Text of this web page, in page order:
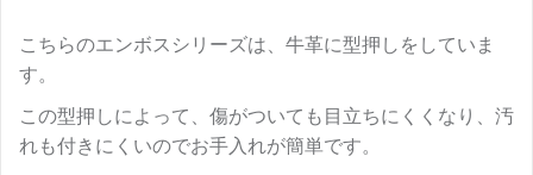
こちらのエンボスシリーズは、牛革に型押しをしていま
す。
この型押しによって、傷がついても目立ちにくくなり、汚
れも付きにくいのでお手入れが簡単です。